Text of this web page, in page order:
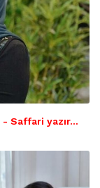
- Saffari yazır…